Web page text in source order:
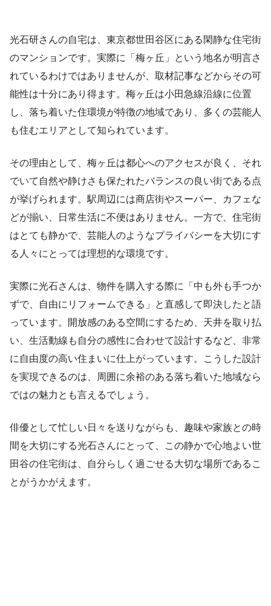
光石研さんの自宅は、東京都世田谷区にある閑静な住宅街
のマンションです。実際に「梅ヶ丘」という地名が明言さ
れているわけではありませんが、取材記事などからその可
能性は十分にあり得ます。梅ヶ丘は小田急線沿線に位置
し、落ち着いた住環境が特徴の地域であり、多くの芸能人
も住むエリアとして知られています。
その理由として、梅ヶ丘は都心へのアクセスが良く、それ
でいて自然や静けさも保たれたバランスの良い街である点
が挙げられます。駅周辺には商店街やスーパー、カフェな
どが揃い、日常生活に不便はありません。一方で、住宅街
はとても静かで、芸能人のようなプライバシーを大切にす
る人々にとっては理想的な環境です。
実際に光石さんは、物件を購入する際に「中も外も手つか
ずで、自由にリフォームできる」と直感して即決したと語
っています。開放感のある空間にするため、天井を取り払
い、生活動線も自分の感性に合わせて設計するなど、非常
に自由度の高い住まいに仕上がっています。こうした設計
を実現できるのは、周囲に余裕のある落ち着いた地域なら
ではの魅力とも言えるでしょう。
俳優として忙しい日々を送りながらも、趣味や家族との時
間を大切にする光石さんにとって、この静かで心地よい世
田谷の住宅街は、自分らしく過ごせる大切な場所であるこ
とがうかがえます。